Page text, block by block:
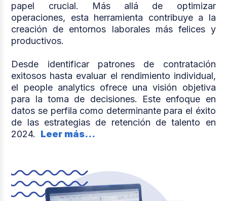
papel crucial. Más allá de optimizar
operaciones, esta herramienta contribuye a la
creación de entornos laborales más felices y
productivos.
Desde identificar patrones de contratación
exitosos hasta evaluar el rendimiento individual,
el people analytics ofrece una visión objetiva
para la toma de decisiones. Este enfoque en
datos se perfila como determinante para el éxito
de las estrategias de retención de talento en
2024. Leer más...